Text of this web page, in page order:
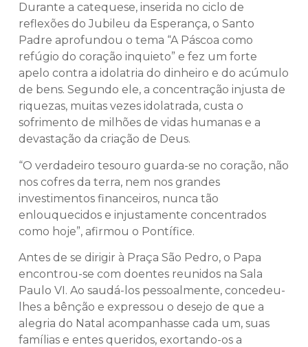
Durante a catequese, inserida no ciclo de
reflexões do Jubileu da Esperança, o Santo
Padre aprofundou o tema “A Páscoa como
refúgio do coração inquieto” e fez um forte
apelo contra a idolatria do dinheiro e do acúmulo
de bens. Segundo ele, a concentração injusta de
riquezas, muitas vezes idolatrada, custa o
sofrimento de milhões de vidas humanas e a
devastação da criação de Deus.
“O verdadeiro tesouro guarda-se no coração, não
nos cofres da terra, nem nos grandes
investimentos financeiros, nunca tão
enlouquecidos e injustamente concentrados
como hoje”, afirmou o Pontífice.
Antes de se dirigir à Praça São Pedro, o Papa
encontrou-se com doentes reunidos na Sala
Paulo VI. Ao saudá-los pessoalmente, concedeu-
lhes a bênção e expressou o desejo de que a
alegria do Natal acompanhasse cada um, suas
famílias e entes queridos, exortando-os a